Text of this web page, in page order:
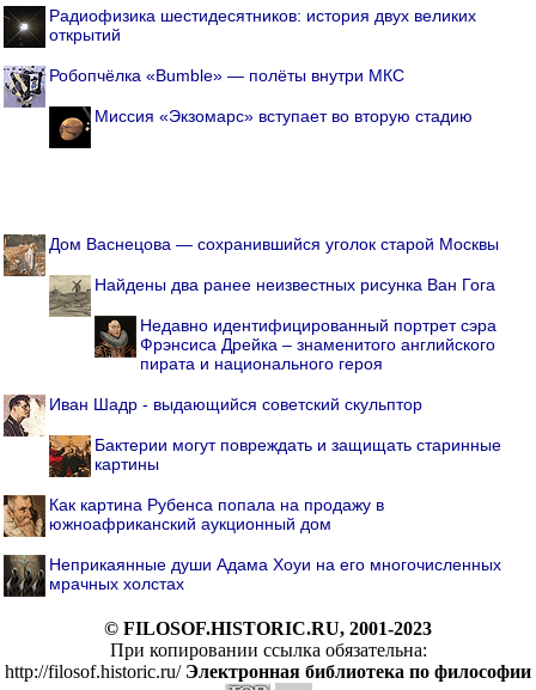
Радиофизика шестидесятников: история двух великих
открытий
Робопчёлка «Bumble» — полёты внутри МКС
Миссия «Экзомарс» вступает во вторую стадию
Дом Васнецова — сохранившийся уголок старой Москвы
Найдены два ранее неизвестных рисунка Ван Гога
Недавно идентифицированный портрет сэра
Фрэнсиса Дрейка – знаменитого английского
пирата и национального героя
Иван Шадр - выдающийся советский скульптор
Бактерии могут повреждать и защищать старинные
картины
Как картина Рубенса попала на продажу в
южноафриканский аукционный дом
Неприкаянные души Адама Хоуи на его многочисленных
мрачных холстах
© FILOSOF.HISTORIC.RU, 2001-2023
При копировании ссылка обязательна:
http://filosof.historic.ru/ Электронная библиотека по философии